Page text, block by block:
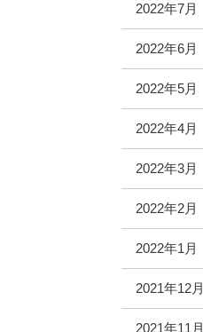
2022年7月
2022年6月
2022年5月
2022年4月
2022年3月
2022年2月
2022年1月
2021年12月
2021年11月